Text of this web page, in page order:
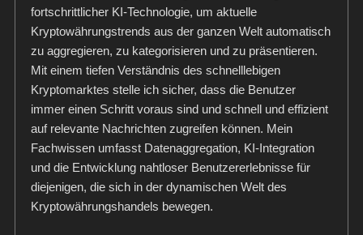
fortschrittlicher KI-Technologie, um aktuelle
Kryptowährungstrends aus der ganzen Welt automatisch
zu aggregieren, zu kategorisieren und zu präsentieren.
Mit einem tiefen Verständnis des schnelllebigen
Kryptomarktes stelle ich sicher, dass die Benutzer
immer einen Schritt voraus sind und schnell und effizient
auf relevante Nachrichten zugreifen können. Mein
Fachwissen umfasst Datenaggregation, KI-Integration
und die Entwicklung nahtloser Benutzererlebnisse für
diejenigen, die sich in der dynamischen Welt des
Kryptowährungshandels bewegen.